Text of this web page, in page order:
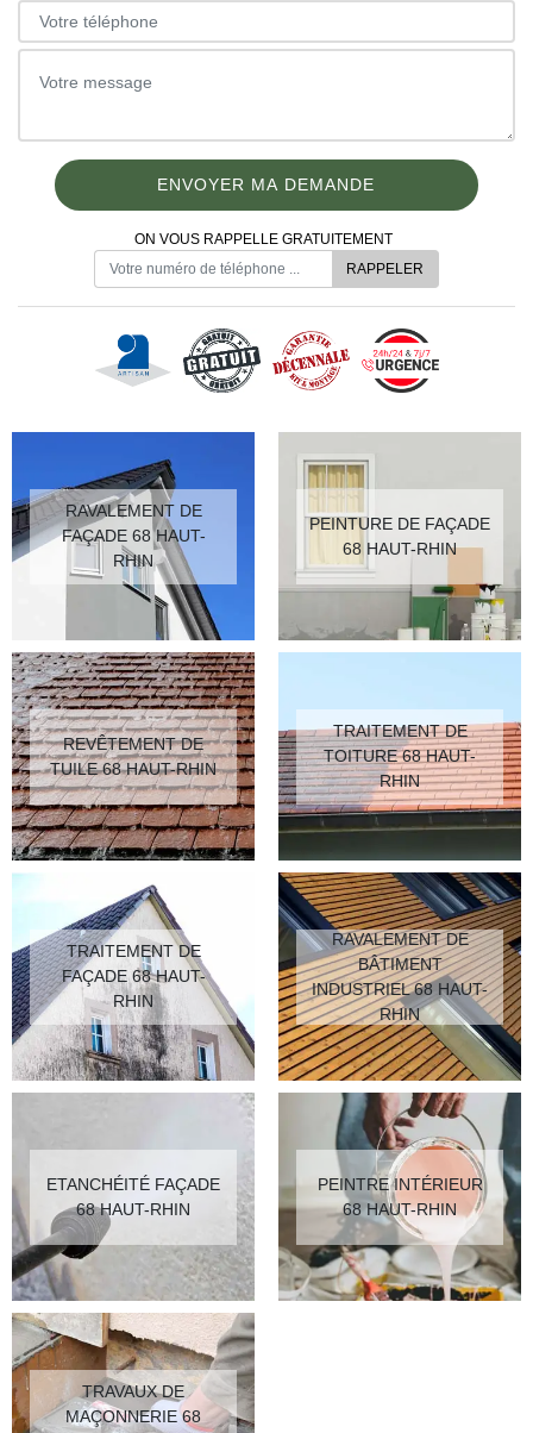
ON VOUS RAPPELLE GRATUITEMENT
RAVALEMENT DE
FAÇADE 68 HAUT-
RHIN
PEINTURE DE FAÇADE
68 HAUT-RHIN
REVÊTEMENT DE
TUILE 68 HAUT-RHIN
TRAITEMENT DE
TOITURE 68 HAUT-
RHIN
TRAITEMENT DE
FAÇADE 68 HAUT-
RHIN
RAVALEMENT DE
BÂTIMENT
INDUSTRIEL 68 HAUT-
RHIN
ETANCHÉITÉ FAÇADE
68 HAUT-RHIN
PEINTRE INTÉRIEUR
68 HAUT-RHIN
TRAVAUX DE
MAÇONNERIE 68